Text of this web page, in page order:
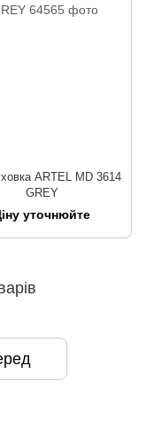
ARTEL MD 3614
GREY
уточнюйте